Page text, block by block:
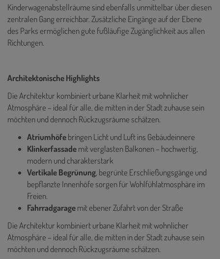
Kinderwagenabstellräume sind ebenfalls unmittelbar über diesen
zentralen Gang erreichbar. Zusätzliche Eingänge auf der Ebene
des Parks ermöglichen gute fußläufige Zugänglichkeit aus allen
Richtungen.
Architektonische Highlights
Die Architektur kombiniert urbane Klarheit mit wohnlicher
Atmosphäre – ideal für alle, die mitten in der Stadt zuhause sein
möchten und dennoch Rückzugsräume schätzen.
Atriumhöfebringen Licht und Luft ins Gebäudeinnere
Klinkerfassademit verglasten Balkonen – hochwertig,
modern und charakterstark
Vertikale Begrünung, begrünte Erschließungsgänge und
bepflanzte Innenhöfe sorgen für Wohlfühlatmosphäre im
Freien.
Fahrradgaragemit ebener Zufahrt von der Straße
Die Architektur kombiniert urbane Klarheit mit wohnlicher
Atmosphäre – ideal für alle, die mitten in der Stadt zuhause sein
möchten und dennoch Rückzugsräume schätzen.